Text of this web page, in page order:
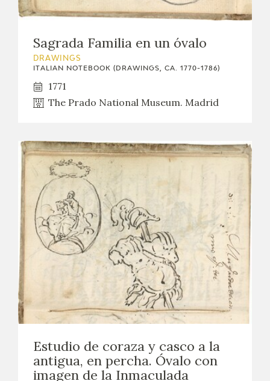
Sagrada Familia en un óvalo
DRAWINGS
ITALIAN NOTEBOOK (DRAWINGS, CA. 1770-1786)
1771
The Prado National Museum. Madrid
Estudio de coraza y casco a la
antigua, en percha. Óvalo con
imagen de la Inmaculada